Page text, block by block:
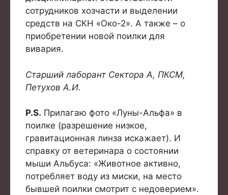
сотрудников хозчасти и выделении
средств на СКН «Око-2». А также – о
приобретении новой поилки для
вивария.
Старший лаборант Сектора А, ПКСМ,
Петухов А.И.
P.S. Прилагаю фото «Луны-Альфа» в
поилке (разрешение низкое,
гравитационная линза искажает). И
справку от ветеринара о состоянии
мыши Альбуса: «Животное активно,
потребляет воду из миски, на место
бывшей поилки смотрит с недоверием».